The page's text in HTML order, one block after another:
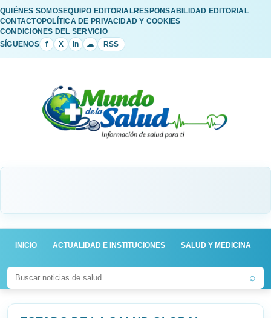
QUIÉNES SOMOSEQUIPO EDITORIALRESPONSABILIDAD EDITORIAL
CONTACTOPOLÍTICA DE PRIVACIDAD Y COOKIES
CONDICIONES DEL SERVICIO
SÍGUENOS
f X in ☁ RSS
INICIO ACTUALIDAD E INSTITUCIONES SALUD Y MEDICINA
⌕